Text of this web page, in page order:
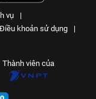
vụ
|
Điều khoản sử dụng
|
Thành viên của